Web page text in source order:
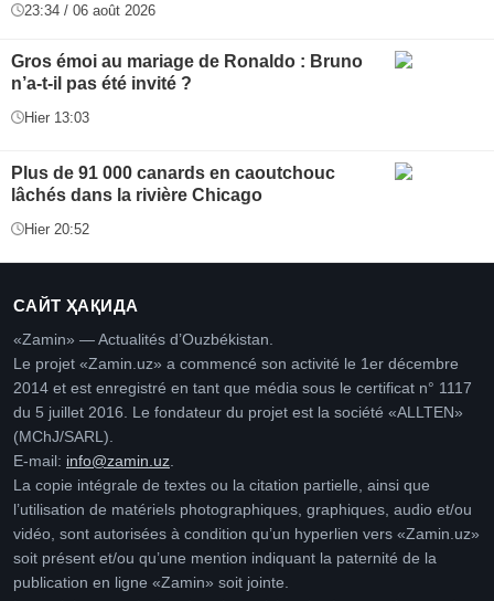
23:34 / 06 août 2026
Gros émoi au mariage de Ronaldo : Bruno
n’a-t-il pas été invité ?
Hier 13:03
Plus de 91 000 canards en caoutchouc
lâchés dans la rivière Chicago
Hier 20:52
САЙТ ҲАҚИДА
«Zamin» — Actualités d’Ouzbékistan.
Le projet «Zamin.uz» a commencé son activité le 1er décembre
2014 et est enregistré en tant que média sous le certificat n° 1117
du 5 juillet 2016. Le fondateur du projet est la société «ALLTEN»
(MChJ/SARL).
E-mail: info@zamin.uz
La copie intégrale de textes ou la citation partielle, ainsi que
l’utilisation de matériels photographiques, graphiques, audio et/ou
vidéo, sont autorisées à condition qu’un hyperlien vers «Zamin.uz»
soit présent et/ou qu’une mention indiquant la paternité de la
publication en ligne «Zamin» soit jointe.